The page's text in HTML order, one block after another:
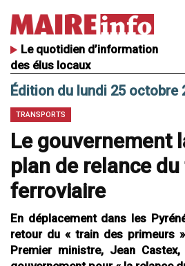
Le quotidien d’information
des élus locaux
Édition du lundi 25 octobre
TRANSPORTS
Le gouvernement
plan de relance
ferroviaire
En déplacement dans les
retour du « train des primeurs
Premier ministre, Jean